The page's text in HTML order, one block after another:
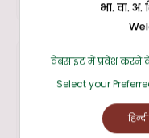
भा. वा.
वेबसाइट में प्रवेश करने
Select your
हिन्दी